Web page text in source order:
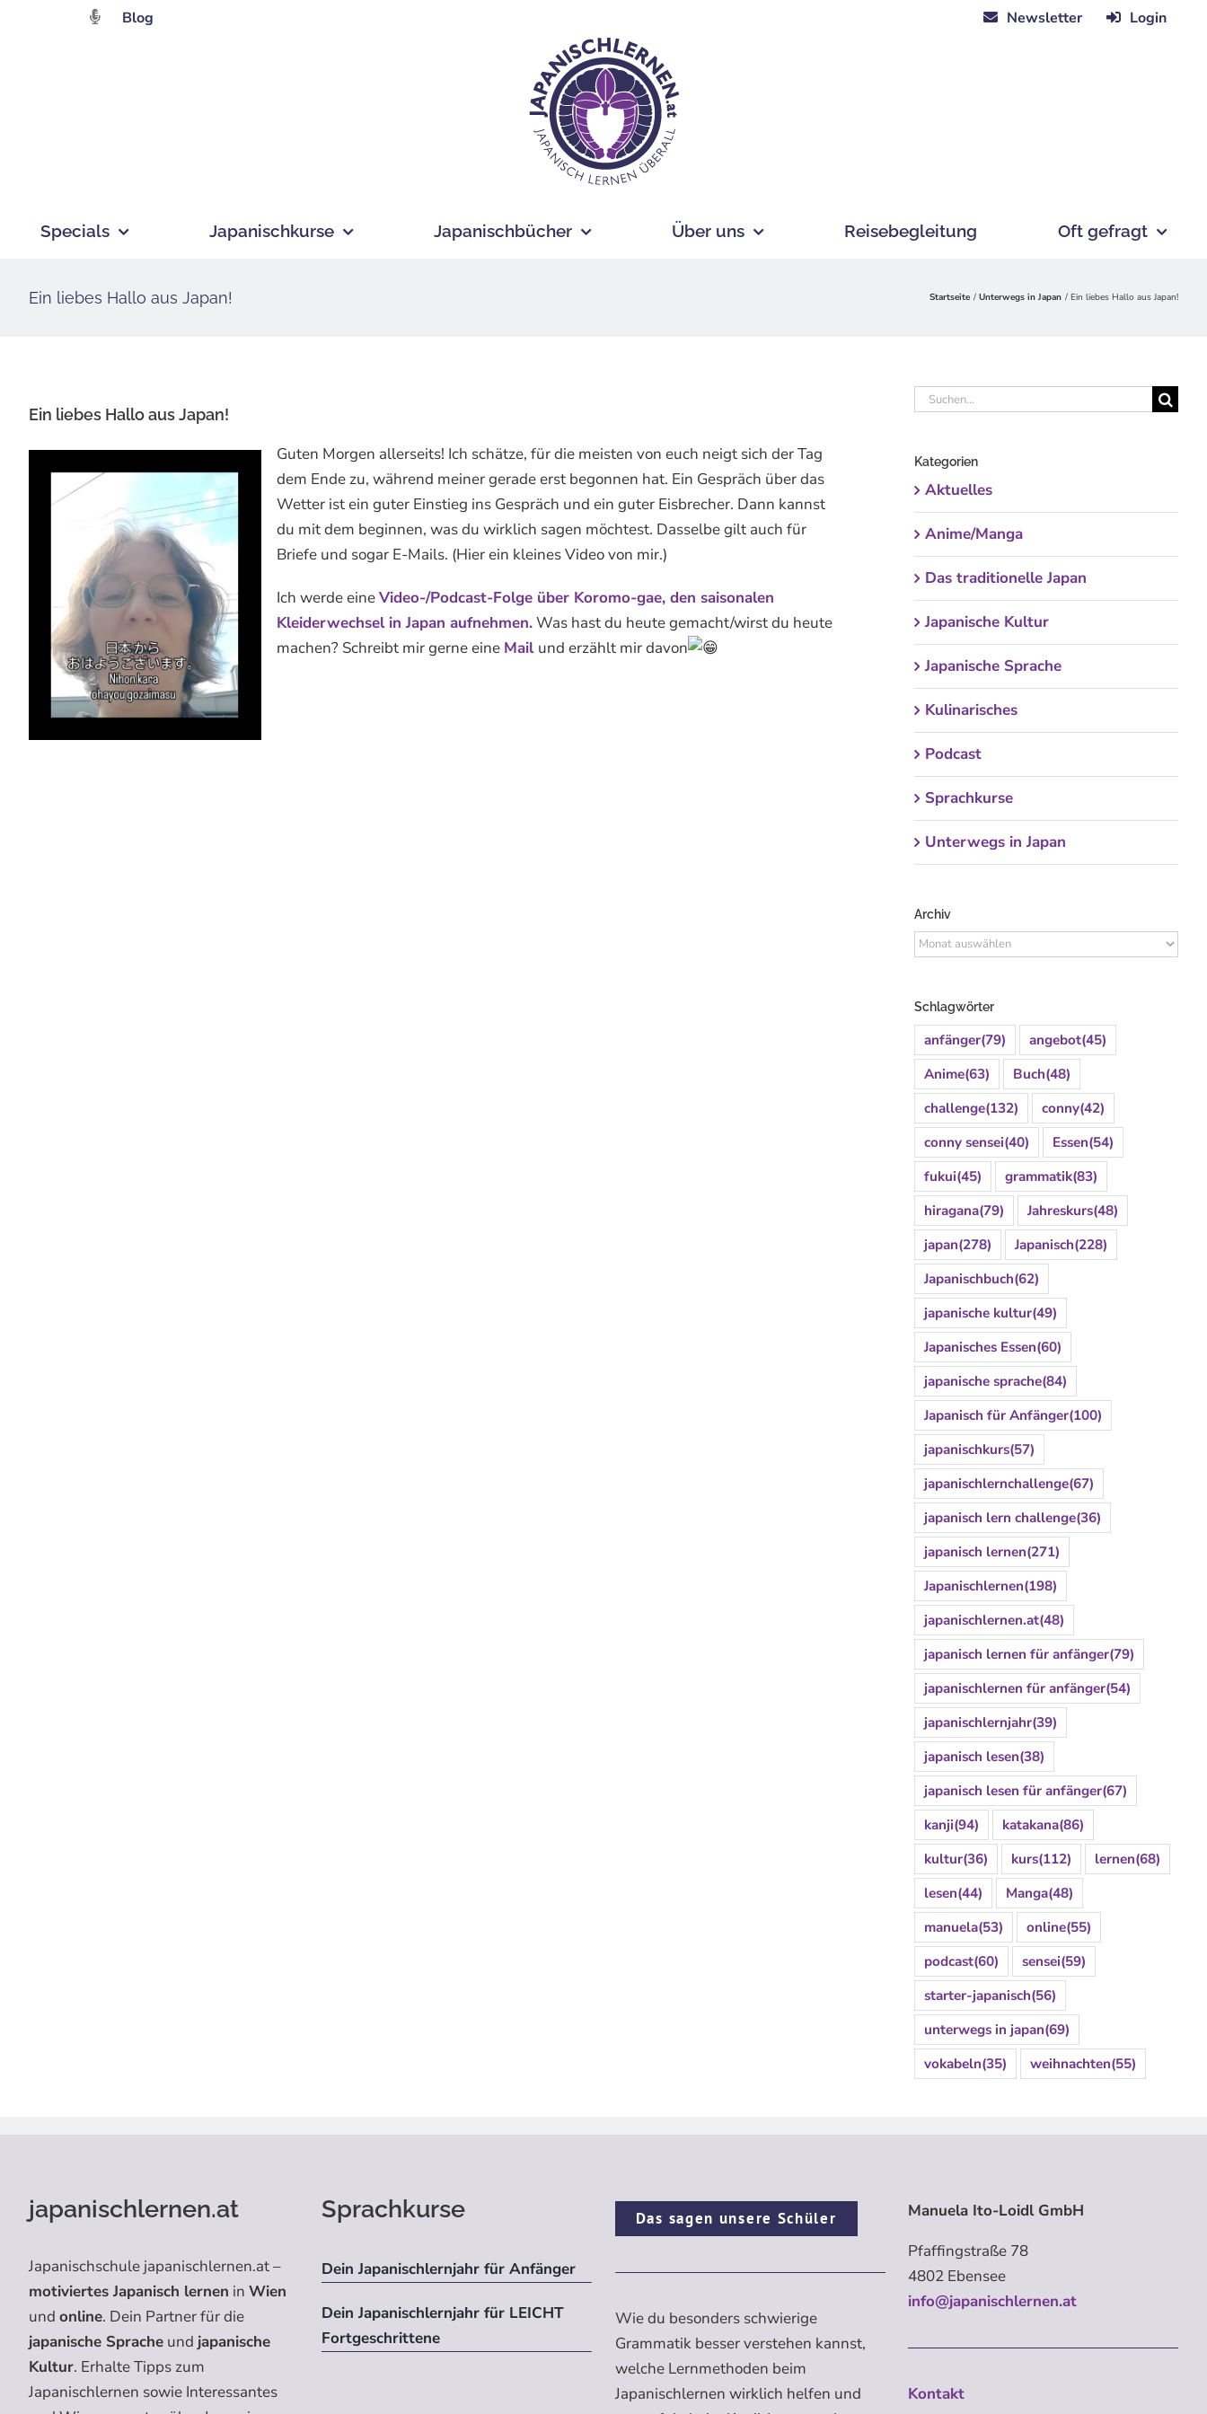
Blog Newsletter Login
Specials Japanischkurse Japanischbücher Über uns Reisebegleitung Oft gefragt
Ein liebes Hallo aus Japan! Startseite Unterwegs in Japan Ein liebes Hallo aus Japan!
Ein liebes Hallo aus Japan!
Guten Morgen allerseits! Ich schätze, für die meisten von euch neigt sich der Tag
dem Ende zu, während meiner gerade erst begonnen hat. Ein Gespräch über das
Wetter ist ein guter Einstieg ins Gespräch und ein guter Eisbrecher. Dann kannst
du mit dem beginnen, was du wirklich sagen möchtest. Dasselbe gilt auch für
Briefe und sogar E-Mails. (Hier ein kleines Video von mir.)
Ich werde eineVideo-/Podcast-Folge über Koromo-gae, den saisonalen
Kleiderwechsel in Japan aufnehmen.Was hast du heute gemacht/wirst du heute
machen? Schreibt mir gerne eine Mail und erzählt mir davon
Suche
Kategorien
Aktuelles
Anime/Manga
Das traditionelle Japan
Japanische Kultur
Japanische Sprache
Kulinarisches
Podcast
Sprachkurse
Unterwegs in Japan
Archiv
Archiv
Schlagwörter
anfänger(79) angebot(45)
Anime(63) Buch(48)
challenge(132) conny(42)
conny sensei(40) Essen(54)
fukui(45) grammatik(83)
hiragana(79) Jahreskurs(48)
japan(278) Japanisch(228)
Japanischbuch(62)
japanische kultur(49)
Japanisches Essen(60)
japanische sprache(84)
Japanisch für Anfänger(100)
japanischkurs(57)
japanischlernchallenge(67)
japanisch lern challenge(36)
japanisch lernen(271)
Japanischlernen(198)
japanischlernen.at(48)
japanisch lernen für anfänger(79)
japanischlernen für anfänger(54)
japanischlernjahr(39)
japanisch lesen(38)
japanisch lesen für anfänger(67)
kanji(94) katakana(86)
kultur(36) kurs(112) lernen(68)
lesen(44) Manga(48)
manuela(53) online(55)
podcast(60) sensei(59)
starter-japanisch(56)
unterwegs in japan(69)
vokabeln(35) weihnachten(55)
japanischlernen.at
Japanischschule japanischlernen.at –
motiviertes Japanisch lernen in Wien
und online. Dein Partner für die
japanische Spracheund japanische
Kultur. Erhalte Tipps zum
Japanischlernen sowie Interessantes
Sprachkurse
Dein Japanischlernjahr für Anfänger
Dein Japanischlernjahr für LEICHT
Fortgeschrittene
Das sagen unsere Schüler
Wie du besonders schwierige
Grammatik besser verstehen kannst,
welche Lernmethoden beim
Japanischlernen wirklich helfen und
Manuela Ito-Loidl GmbH
Pfaffingstraße 78
4802 Ebensee
info@japanischlernen.at
Kontakt